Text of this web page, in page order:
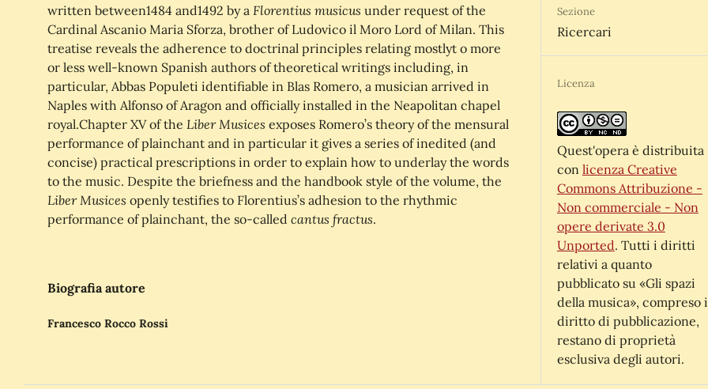
written between1484 and1492 by a Florentius musicus under request of the
Cardinal Ascanio Maria Sforza, brother of Ludovico il Moro Lord of Milan. This
treatise reveals the adherence to doctrinal principles relating mostlyt o more
or less well-known Spanish authors of theoretical writings including, in
particular, Abbas Populeti identifiable in Blas Romero, a musician arrived in
Naples with Alfonso of Aragon and officially installed in the Neapolitan chapel
royal.Chapter XV of the Liber Musices exposes Romero’s theory of the mensural
performance of plainchant and in particular it gives a series of inedited (and
concise) practical prescriptions in order to explain how to underlay the words
to the music. Despite the briefness and the handbook style of the volume, the
Liber Musices openly testifies to Florentius’s adhesion to the rhythmic
performance of plainchant, the so-called cantus fractus.
Biografia autore
Francesco Rocco Rossi
Sezione
Ricercari
Licenza
Quest'opera è distribuita
con licenza Creative
Commons Attribuzione -
Non commerciale - Non
opere derivate 3.0
Unported. Tutti i diritti
relativi a quanto
pubblicato su «Gli spazi
della musica», compreso
diritto di pubblicazione,
restano di proprietà
esclusiva degli autori.